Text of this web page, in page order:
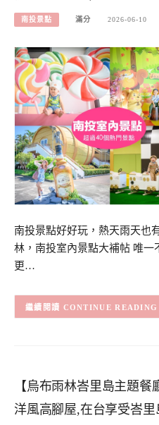
南投景點 滿分 2026-06-10
南投景點好好玩，熱天雨天也
林，南投室內景點大補帖 唯一
更…
CONTINUE READING
【烏布雨林峇里島主題
洋風高腳屋,在台享受峇里